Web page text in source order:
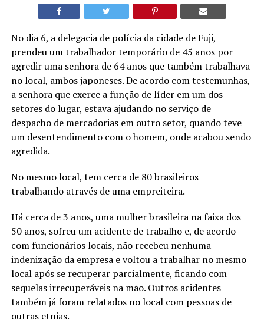
No dia 6, a delegacia de polícia da cidade de Fuji,
prendeu um trabalhador temporário de 45 anos por
agredir uma senhora de 64 anos que também trabalhava
no local, ambos japoneses. De acordo com testemunhas,
a senhora que exerce a função de líder em um dos
setores do lugar, estava ajudando no serviço de
despacho de mercadorias em outro setor, quando teve
um desentendimento com o homem, onde acabou sendo
agredida.
No mesmo local, tem cerca de 80 brasileiros
trabalhando através de uma empreiteira.
Há cerca de 3 anos, uma mulher brasileira na faixa dos
50 anos, sofreu um acidente de trabalho e, de acordo
com funcionários locais, não recebeu nenhuma
indenização da empresa e voltou a trabalhar no mesmo
local após se recuperar parcialmente, ficando com
sequelas irrecuperáveis na mão. Outros acidentes
também já foram relatados no local com pessoas de
outras etnias.